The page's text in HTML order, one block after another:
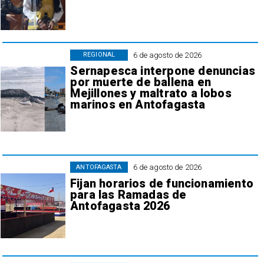
6 de agosto de 2026
Sernapesca interpone denuncias
por muerte de ballena en
Mejillones y maltrato a lobos
marinos en Antofagasta
REGIONAL
6 de agosto de 2026
Fijan horarios de funcionamiento
para las Ramadas de
Antofagasta 2026
ANTOFAGASTA